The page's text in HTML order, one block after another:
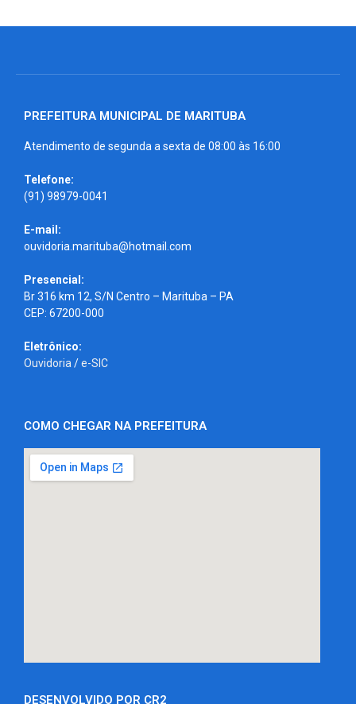
PREFEITURA MUNICIPAL DE MARITUBA
Atendimento de segunda a sexta de 08:00 às 16:00
Telefone:
(91) 98979-0041
E-mail:
ouvidoria.marituba@hotmail.com
Presencial:
Br 316 km 12, S/N Centro – Marituba – PA
CEP: 67200-000
Eletrônico:
Ouvidoria /e-SIC
COMO CHEGAR NA PREFEITURA
DESENVOLVIDO POR CR2